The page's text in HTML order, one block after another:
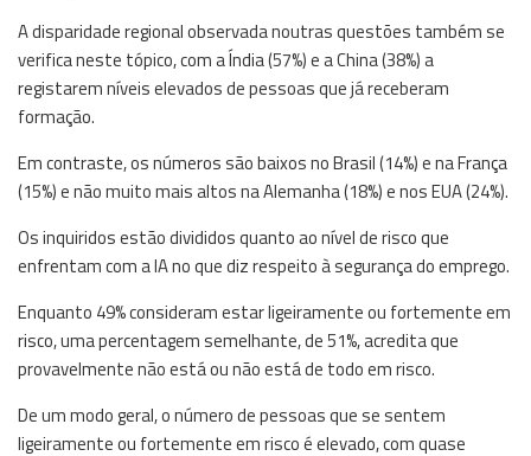
A disparidade regional observada noutras questões também se
verifica neste tópico, com a Índia (57%) e a China (38%) a
registarem níveis elevados de pessoas que já receberam
formação.
Em contraste, os números são baixos no Brasil (14%) e na França
(15%) e não muito mais altos na Alemanha (18%) e nos EUA (24%).
Os inquiridos estão divididos quanto ao nível de risco que
enfrentam com a IA no que diz respeito à segurança do emprego.
Enquanto 49% consideram estar ligeiramente ou fortemente em
risco, uma percentagem semelhante, de 51%, acredita que
provavelmente não está ou não está de todo em risco.
De um modo geral, o número de pessoas que se sentem
ligeiramente ou fortemente em risco é elevado, com quase